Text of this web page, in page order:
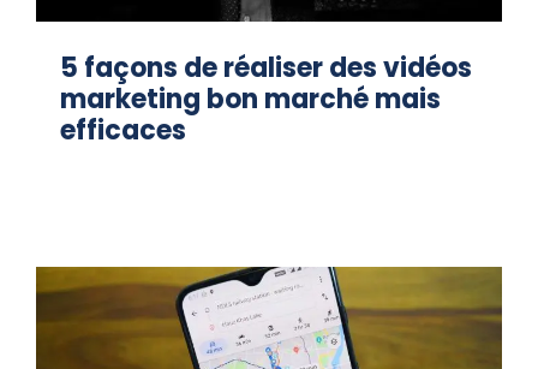
5 façons de réaliser des vidéos
marketing bon marché mais
efficaces